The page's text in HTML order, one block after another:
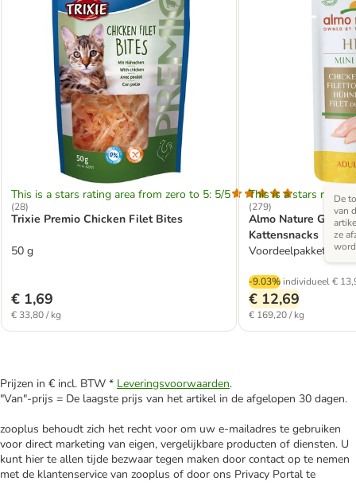
This is a stars rating area from zero to 5: 5/5
(28)
Trixie Premio Chicken Filet Bites
50 g
€ 1,69
€ 33,80 / kg
This is a stars rating
(279)
Almo Nature Green
Kattensnacks
Voordeelpakket:
-9.03% individueel €
De
van
ze
€ 12,69
€ 169,20 / kg
Prijzen in € incl. BTW * Leveringsvoorwaarden.
"Van"-prijs = De laagste prijs van het artikel in de afgelopen 30 dagen.
zooplus behoudt zich het recht voor om uw e-mailadres te gebruiken
voor direct marketing van eigen, vergelijkbare producten of diensten. U
kunt hier te allen tijde bezwaar tegen maken door contact op te nemen
met de klantenservice van zooplus of door ons Privacy Portal te